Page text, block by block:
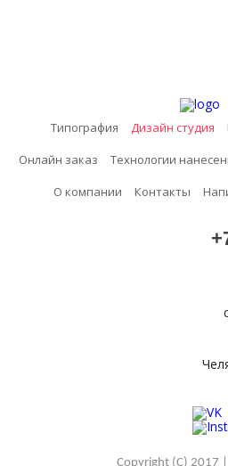
Типография Дизайн студия
Онлайн заказ
Технологии
О компании
Контакты
Copyright (C) 2017 |